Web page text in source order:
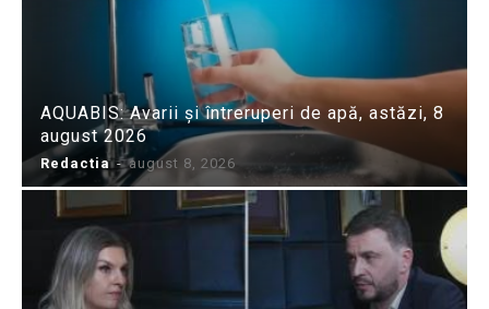
AQUABIS: Avarii și întreruperi de apă, astăzi, 8
august 2026
Redactia - august 8, 2026